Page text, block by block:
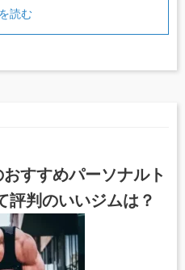
読む
おすすめパーソナルト
評判のいいジムは？